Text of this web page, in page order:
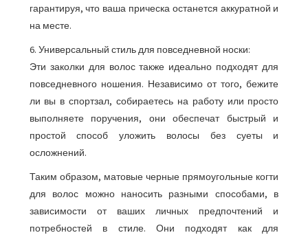
гарантируя, что ваша прическа останется аккуратной и
на месте.
6. Универсальный стиль для повседневной носки:
Эти заколки для волос также идеально подходят для
повседневного ношения. Независимо от того, бежите
ли вы в спортзал, собираетесь на работу или просто
выполняете поручения, они обеспечат быстрый и
простой способ уложить волосы без суеты и
осложнений.
Таким образом, матовые черные прямоугольные когти
для волос можно наносить разными способами, в
зависимости от ваших личных предпочтений и
потребностей в стиле. Они подходят как для